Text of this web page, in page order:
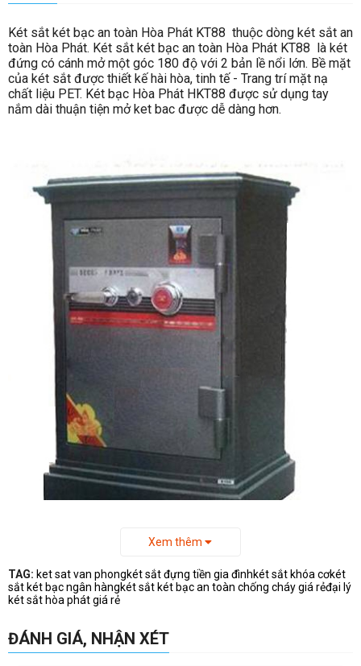
Két sắt két bạc an toàn Hòa Phát KT88 thuộc dòng két sắt an
toàn Hòa Phát. Két sắt két bạc an toàn Hòa Phát KT88 là két
đứng có cánh mở một góc 180 độ với 2 bản lề nổi lớn. Bề mặt
của két sắt được thiết kế hài hòa, tinh tế - Trang trí mặt nạ
chất liệu PET. Két bạc Hòa Phát HKT88 được sử dụng tay
nắm dài thuận tiện mở ket bac được dễ dàng hơn.
Két sắt két bạc an toàn Hòa Phát
KT88
Thành két sắt, cánh két sắt được dập từ một tấm liền đảm
bảo tính an toàn cao và tạo độ sắc nét , thẩm mỹ cho sản
Xem thêm
TAG: ket sat van phongkét sắt đựng tiền gia đìnhkét sắt khóa cơkét
sắt két bạc ngân hàngkét sắt két bạc an toàn chống cháy giá rẻđại lý
két sắt hòa phát giá rẻ
ĐÁNH GIÁ, NHẬN XÉT